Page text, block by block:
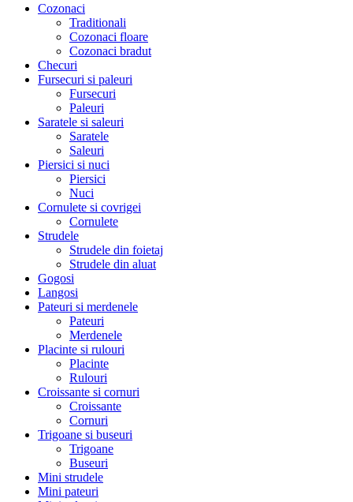
Cozonaci
Traditionali
Cozonaci floare
Cozonaci bradut
Checuri
Fursecuri si paleuri
Fursecuri
Paleuri
Saratele si saleuri
Saratele
Saleuri
Piersici si nuci
Piersici
Nuci
Cornulete si covrigei
Cornulete
Strudele
Strudele din foietaj
Strudele din aluat
Gogosi
Langosi
Pateuri si merdenele
Pateuri
Merdenele
Placinte si rulouri
Placinte
Rulouri
Croissante si cornuri
Croissante
Cornuri
Trigoane si buseuri
Trigoane
Buseuri
Mini strudele
Mini pateuri